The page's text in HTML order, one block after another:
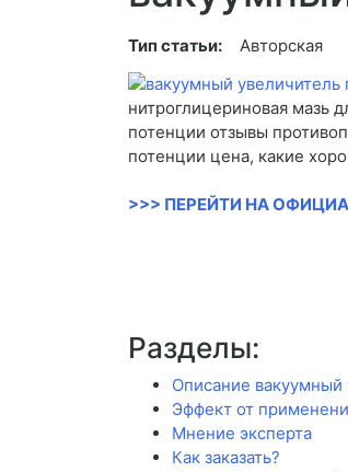
Тип статьи: Авторская
нитроглицериновая мазь
потенции отзывы
потенции цена, какие
>>> ПЕРЕЙТИ НА
Разделы:
Описание вакуумный
Эффект от
Мнение эксперта
Как заказать?